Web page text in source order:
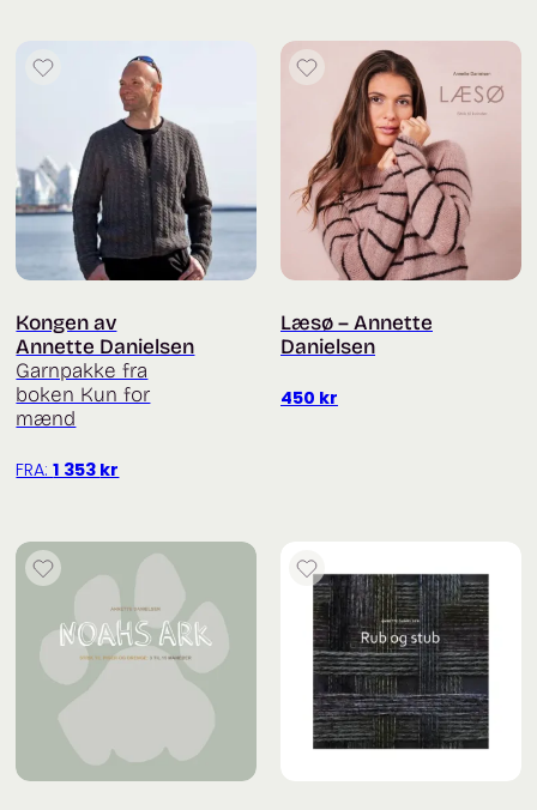
Kongen av
Annette Danielsen
Garnpakke fra
boken Kun for
mænd
FRA:1 353 kr
Læsø – Annette
Danielsen
450 kr